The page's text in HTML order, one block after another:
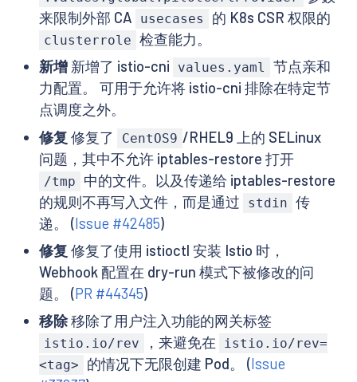
来限制外部 CA
usecases 的 K8s CSR 权限的
clusterrole 检查能力。
新增新增了 istio-cni values.yaml
节点亲和
力配置。 可用于允许将 istio-cni 排除在特定节
点调度之外。
修复 修复了 CentOS9 /RHEL9 上的 SELinux
问题，其中不允许 iptables-restore 打开
/tmp
中的文件。以及传递给 iptables-restore
的规则不再写入文件，而是通过
stdin 传
递。 (Issue #42485)
修复 修复了使用 istioctl 安装 Istio 时，
Webhook 配置在 dry-run 模式下被修改的问
题。 (PR #44345)
移除移除了用户注入功能的网关标签
istio.io/rev ，来避免在
istio.io/rev=
<tag>
的情况下无限创建 Pod。 (Issue